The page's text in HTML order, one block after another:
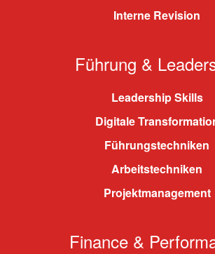
Interne Revision
Führung &
Leadership Skills
Digitale
Führungstechniken
Arbeitstechniken
Projektmanagement
Finance &